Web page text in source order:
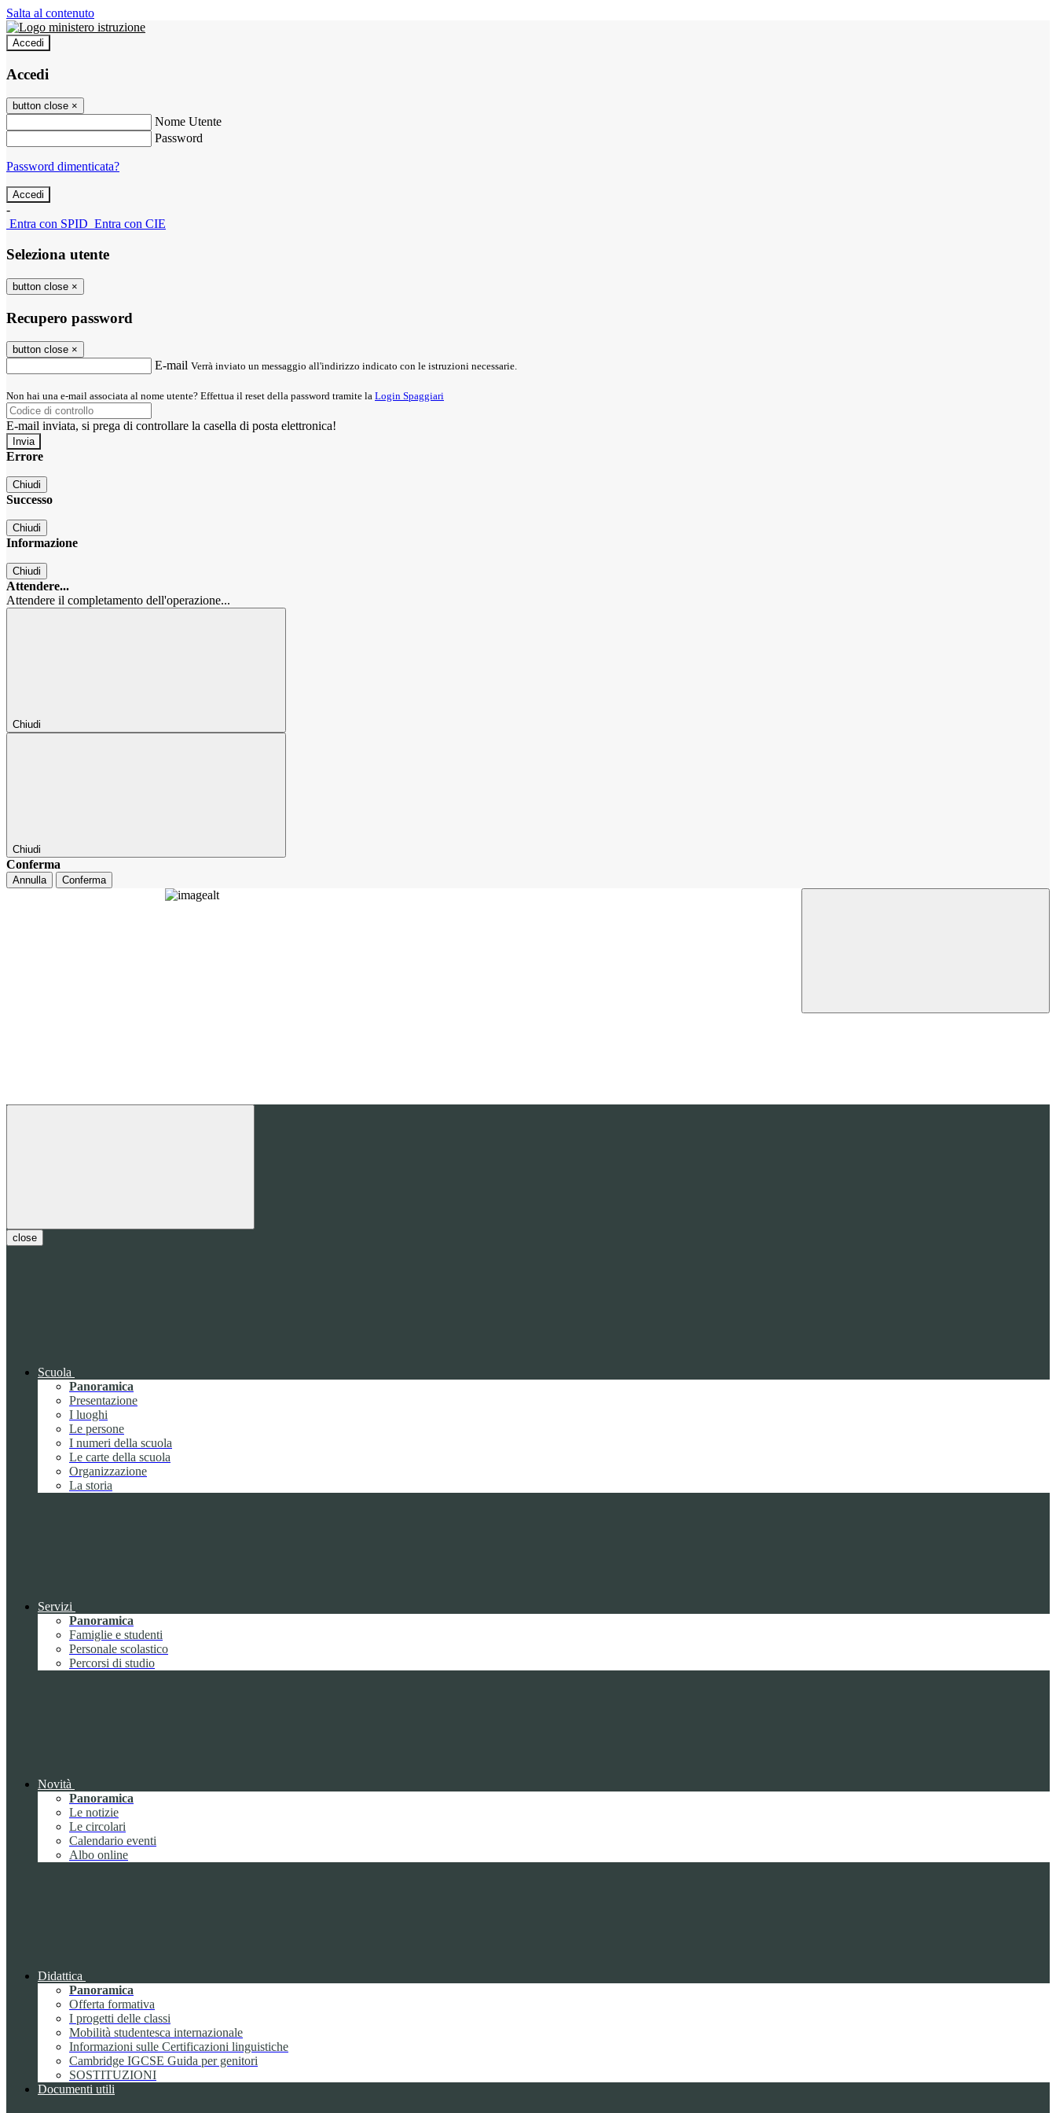
Salta al contenuto
Accedi
Accedi
button close ×
Nome Utente
Password
Password dimenticata?
-
Entra con SPID Entra con CIE
Seleziona utente
button close ×
Recupero password
button close ×
E-mail Verrà inviato un messaggio all'indirizzo indicato con le istruzioni necessarie.
Non hai una e-mail associata al nome utente? Effettua il reset della password tramite la Login Spaggiari
E-mail inviata, si prega di controllare la casella di posta elettronica!
Errore
Chiudi
Successo
Chiudi
Informazione
Chiudi
Attendere...
Attendere il completamento dell'operazione...
Chiudi
Chiudi
Conferma
Annulla Conferma
close
Scuola
Panoramica
Presentazione
I luoghi
Le persone
I numeri della scuola
Le carte della scuola
Organizzazione
La storia
Servizi
Panoramica
Famiglie e studenti
Personale scolastico
Percorsi di studio
Novità
Panoramica
Le notizie
Le circolari
Calendario eventi
Albo online
Didattica
Panoramica
Offerta formativa
I progetti delle classi
Mobilità studentesca internazionale
Informazioni sulle Certificazioni linguistiche
Cambridge IGCSE Guida per genitori
SOSTITUZIONI
Documenti utili